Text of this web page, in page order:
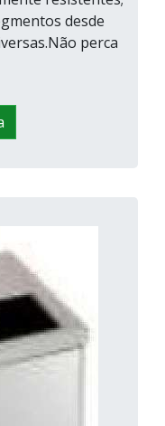
desde
perca